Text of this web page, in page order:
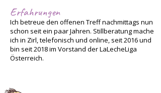
Erfahrungen
Ich betreue den offenen Treff nachmittags nun
schon seit ein paar Jahren. Stillberatung mache
ich in Zirl, telefonisch und online, seit 2016 und
bin seit 2018 im Vorstand der LaLecheLiga
Österreich.